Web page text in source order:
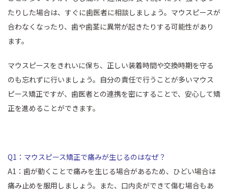
たりした場合は、すぐに歯医者に相談しましょう。マウスピースが
合わなくなったり、歯や歯茎に異常が起きたりする可能性があり
ます。
マウスピースをきれいに保ち、正しい装着時間や交換時期を守る
のも忘れずに行いましょう。自分の責任で行うことが多いマウス
ピース矯正ですが、歯医者との連携を密にすることで、安心して矯
正を進めることができます。
Q1：マウスピース矯正で痛みが生じるのはなぜ？
A1：歯が動くことで痛みを生じる場合があるため、ひどい場合は
痛み止めを服用しましょう。また、口内炎ができて傷む場合もあ